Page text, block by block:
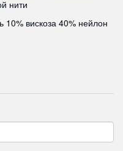
нити
10% вискоза 40% нейлон